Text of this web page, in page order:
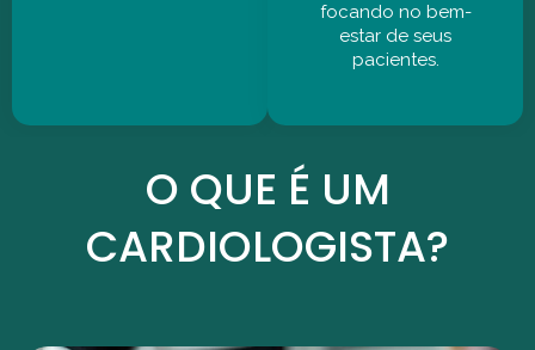
focando no bem-
estar de seus
pacientes.
O QUE É UM
CARDIOLOGISTA?